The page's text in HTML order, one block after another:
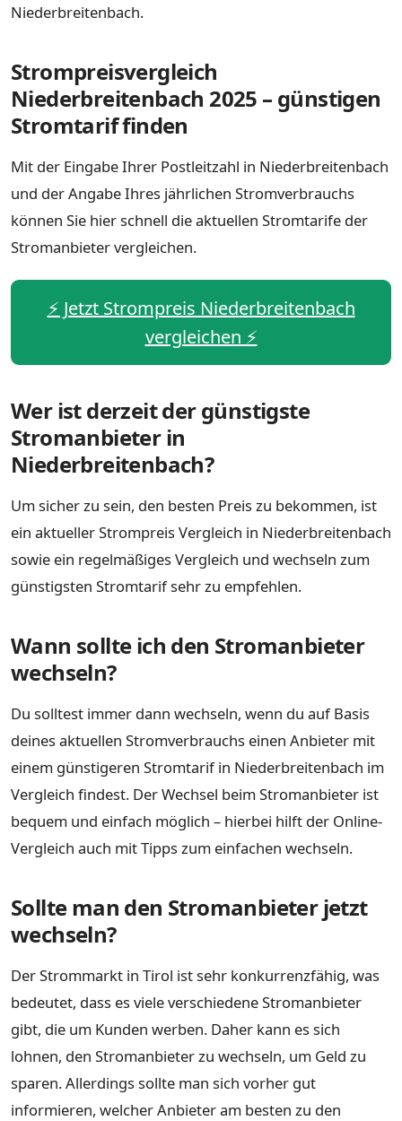
Niederbreitenbach.
Strompreisvergleich
Niederbreitenbach 2025 – günstigen
Stromtarif finden
Mit der Eingabe Ihrer Postleitzahl in Niederbreitenbach
und der Angabe Ihres jährlichen Stromverbrauchs
können Sie hier schnell die aktuellen Stromtarife der
Stromanbieter vergleichen.
⚡️ Jetzt Strompreis Niederbreitenbach
vergleichen ⚡️
Wer ist derzeit der günstigste
Stromanbieter in
Niederbreitenbach?
Um sicher zu sein, den besten Preis zu bekommen, ist
ein aktueller Strompreis Vergleich in Niederbreitenbach
sowie ein regelmäßiges Vergleich und wechseln zum
günstigsten Stromtarif sehr zu empfehlen.
Wann sollte ich den Stromanbieter
wechseln?
Du solltest immer dann wechseln, wenn du auf Basis
deines aktuellen Stromverbrauchs einen Anbieter mit
einem günstigeren Stromtarif in Niederbreitenbach im
Vergleich findest. Der Wechsel beim Stromanbieter ist
bequem und einfach möglich – hierbei hilft der Online-
Vergleich auch mit Tipps zum einfachen wechseln.
Sollte man den Stromanbieter jetzt
wechseln?
Der Strommarkt in Tirol ist sehr konkurrenzfähig, was
bedeutet, dass es viele verschiedene Stromanbieter
gibt, die um Kunden werben. Daher kann es sich
lohnen, den Stromanbieter zu wechseln, um Geld zu
sparen. Allerdings sollte man sich vorher gut
informieren, welcher Anbieter am besten zu den